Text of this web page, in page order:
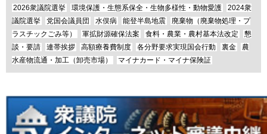
2026衆議院選挙
環境保護・生態系保全・生物多様性・動物愛護
2024衆
議院選挙
党国会議員団 水俣病 能登半島地震
廃棄物（廃棄物処理・プ
ラスチックごみ等）
軍拡財源確保法案 食料・農業・農村基本法改定
懇
談・要請
連帯挨拶 高額療養費制度 各分野要求実現国会行動 裏金
農
水産物流通・加工（卸売市場）
マイナカード・マイナ保険証